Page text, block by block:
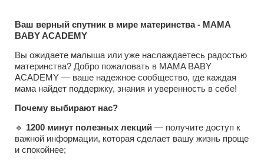
Ваш верный спутник в мире материнства - MAMA
BABY ACADEMY
Вы ожидаете малыша или уже наслаждаетесь радостью
материнства? Добро пожаловать в MAMA BABY
ACADEMY — ваше надежное сообщество, где каждая
мама найдет поддержку, знания и уверенность в себе!
Почему выбирают нас?
🔹 1200 минут полезных лекций — получите доступ к
важной информации, которая сделает вашу жизнь проще
и спокойнее;